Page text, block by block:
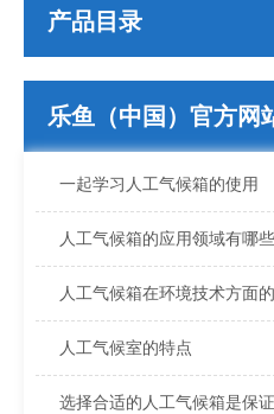
产品目录
乐鱼（中国）官方网
一起学习人工气候箱的使用
人工气候箱的应用领域有哪
人工气候箱在环境技术方面
人工气候室的特点
选择合适的人工气候箱是保